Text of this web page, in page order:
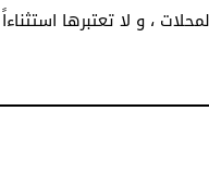
، و لا تعتبرها